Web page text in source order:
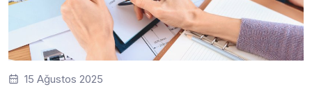
15 Ağustos 2025